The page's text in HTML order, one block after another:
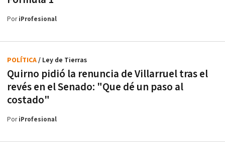
PoriProfesional
Quirno pidió la renuncia de Villarruel tras el
revés en el Senado: "Que dé un paso al
costado"
POLÍTICA/ Ley de Tierras
PoriProfesional